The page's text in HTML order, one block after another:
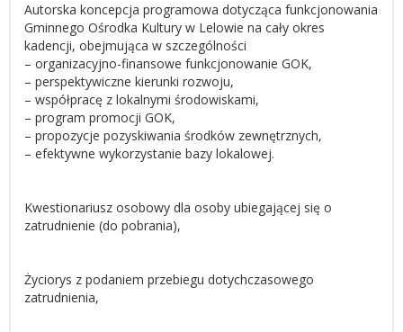
Autorska koncepcja programowa dotycząca funkcjonowania
Gminnego Ośrodka Kultury w Lelowie na cały okres
kadencji, obejmująca w szczególności
– organizacyjno-finansowe funkcjonowanie GOK,
– perspektywiczne kierunki rozwoju,
– współpracę z lokalnymi środowiskami,
– program promocji GOK,
– propozycje pozyskiwania środków zewnętrznych,
– efektywne wykorzystanie bazy lokalowej.
Kwestionariusz osobowy dla osoby ubiegającej się o
zatrudnienie (do pobrania),
Życiorys z podaniem przebiegu dotychczasowego
zatrudnienia,